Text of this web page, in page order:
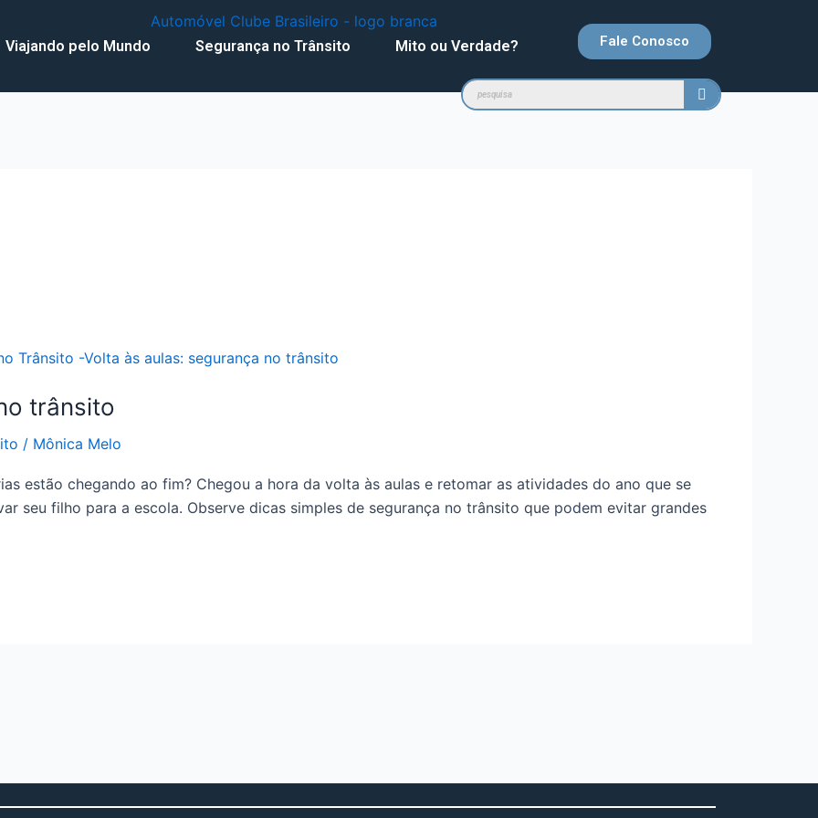
Viajando pelo Mundo Segurança no Trânsito Mito ou Verdade? Fale Conosco
trânsito
/ Mônica Melo
estão chegando ao fim? Chegou a hora da volta às aulas e retomar as atividades do ano que se
seu filho para a escola. Observe dicas simples de segurança no trânsito que podem evitar grandes